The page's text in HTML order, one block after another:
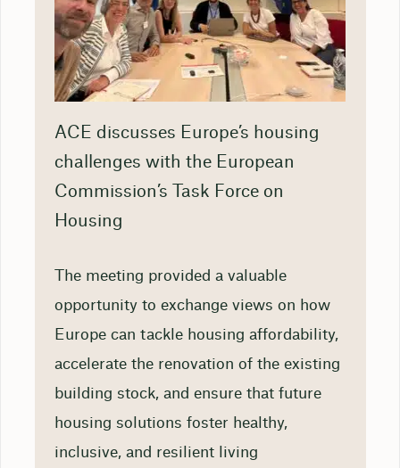
ACE discusses Europe’s housing
challenges with the European
Commission’s Task Force on
Housing
The meeting provided a valuable
opportunity to exchange views on how
Europe can tackle housing affordability,
accelerate the renovation of the existing
building stock, and ensure that future
housing solutions foster healthy,
inclusive, and resilient living